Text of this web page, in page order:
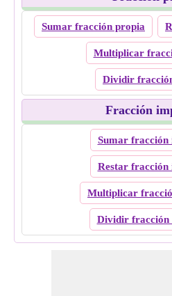
Sumar fracción propia
Multiplicar
Dividir
Fracción
Sumar fracción
Restar fracción
Multiplicar
Dividir fracción